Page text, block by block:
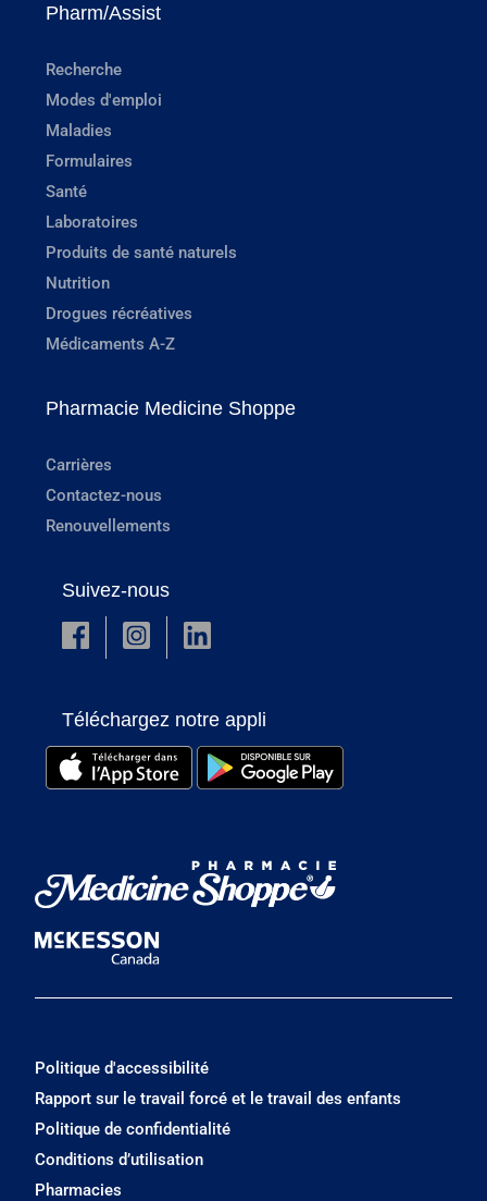
Pharm/Assist
Recherche
Modes d'emploi
Maladies
Formulaires
Santé
Laboratoires
Produits de santé naturels
Nutrition
Drogues récréatives
Médicaments A-Z
Pharmacie Medicine Shoppe
Carrières
Contactez-nous
Renouvellements
Suivez-nous
Téléchargez notre appli
Politique d'accessibilité
Rapport sur le travail forcé et le travail des enfants
Politique de confidentialité
Conditions d’utilisation
Pharmacies